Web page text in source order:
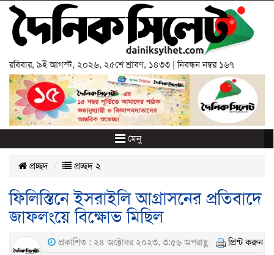
রবিবার, ৯ই আগস্ট, ২০২৬, ২৫শে শ্রাবণ, ১৪৩৩ | নিবন্ধন নম্বর ১৬৭
মেনু
প্রচ্ছদ প্রচ্ছদ ২
ফিলিস্তিনে ইসরাইলি আগ্রাসনের প্রতিবাদে
জাফলংয়ে বিক্ষোভ মিছিল
প্রকাশিত : ২৪ অক্টোবর ২০২৩, ৩:৫৬ অপরাহ্ণ প্রিন্ট করুন